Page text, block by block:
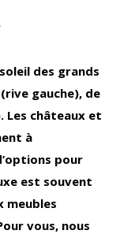
des grands
gauche), de
Les châteaux et
à
pour
est souvent
meubles
vous, nous